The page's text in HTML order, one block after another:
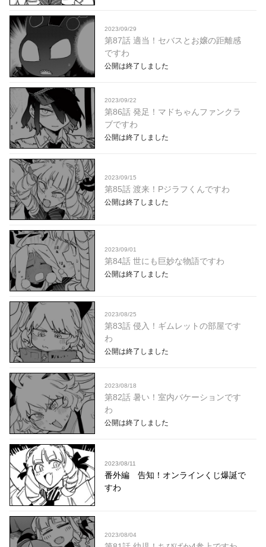
2023/09/29
第87話 適当！セバスとお嬢の距離感
ですわ
公開は終了しました
2023/09/22
第86話 発足！マドちゃんファンクラ
ブですわ
公開は終了しました
2023/09/15
第85話 渡来！Pジラフくんですわ
公開は終了しました
2023/09/01
第84話 世にも巨妙な物語ですわ
公開は終了しました
2023/08/25
第83話 侵入！ギムレットの部屋です
わ
公開は終了しました
2023/08/18
第82話 暑い！室内バケーションです
わ
公開は終了しました
2023/08/11
番外編 告知！オンラインくじ爆誕で
すわ
2023/08/04